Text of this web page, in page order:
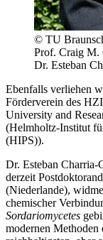
© TU
Prof. Craig M.
Dr. Esteban
Ebenfalls verliehen
Förderverein des
University and
(Helmholtz-Institut
(HIPS)).
Dr. Esteban
derzeit
(Niederlande),
chemischer
Sordariomycetes
modernen Methoden